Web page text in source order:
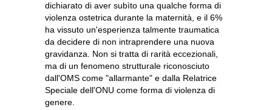
dichiarato di aver subìto una qualche forma di
violenza ostetrica durante la maternità, e il 6%
ha vissuto un'esperienza talmente traumatica
da decidere di non intraprendere una nuova
gravidanza. Non si tratta di rarità eccezionali,
ma di un fenomeno strutturale riconosciuto
dall'OMS come "allarmante" e dalla Relatrice
Speciale dell'ONU come forma di violenza di
genere.